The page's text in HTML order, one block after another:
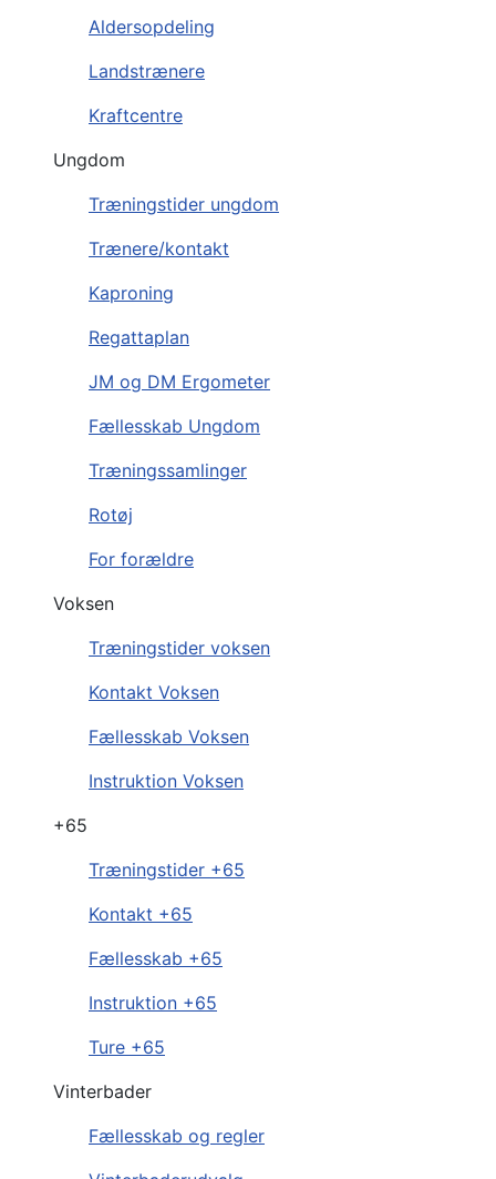
Aldersopdeling
Landstrænere
Kraftcentre
Ungdom
Træningstider ungdom
Trænere/kontakt
Kaproning
Regattaplan
JM og DM Ergometer
Fællesskab Ungdom
Træningssamlinger
Rotøj
For forældre
Voksen
Træningstider voksen
Kontakt Voksen
Fællesskab Voksen
Instruktion Voksen
+65
Træningstider +65
Kontakt +65
Fællesskab +65
Instruktion +65
Ture +65
Vinterbader
Fællesskab og regler